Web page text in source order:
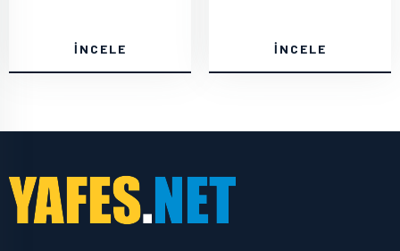
İNCELE İNCELE